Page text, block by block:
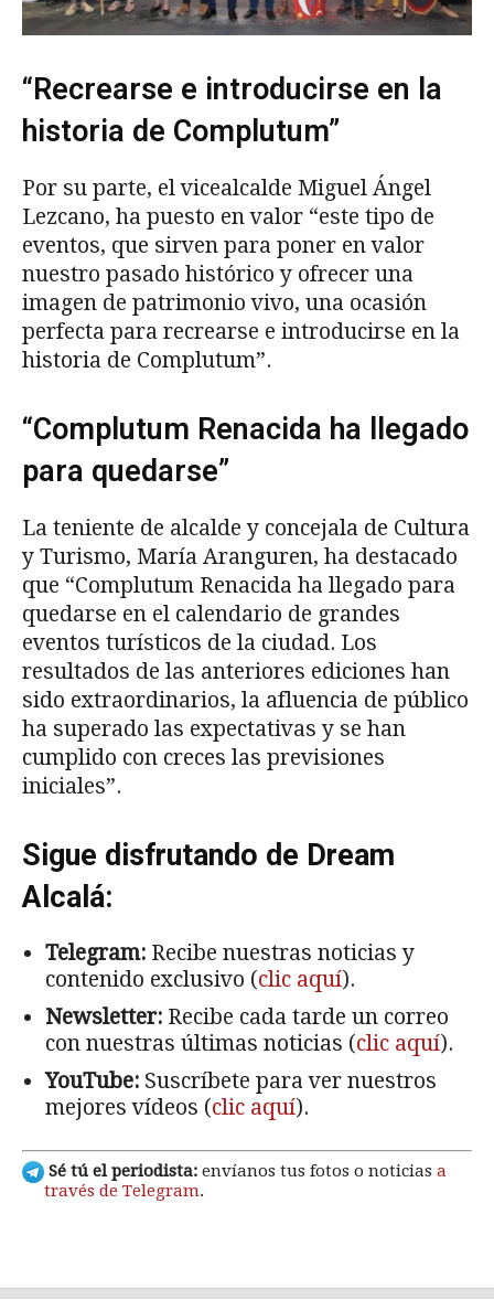
“Recrearse e introducirse en la
historia de Complutum”
Por su parte, el vicealcalde Miguel Ángel
Lezcano, ha puesto en valor “este tipo de
eventos, que sirven para poner en valor
nuestro pasado histórico y ofrecer una
imagen de patrimonio vivo, una ocasión
perfecta para recrearse e introducirse en la
historia de Complutum”.
“Complutum Renacida ha llegado
para quedarse”
La teniente de alcalde y concejala de Cultura
y Turismo, María Aranguren, ha destacado
que “Complutum Renacida ha llegado para
quedarse en el calendario de grandes
eventos turísticos de la ciudad. Los
resultados de las anteriores ediciones han
sido extraordinarios, la afluencia de público
ha superado las expectativas y se han
cumplido con creces las previsiones
iniciales”.
Sigue disfrutando de Dream
Alcalá:
Telegram: Recibe nuestras noticias y
contenido exclusivo (clic aquí).
Newsletter: Recibe cada tarde un correo
con nuestras últimas noticias (clic aquí).
YouTube: Suscríbete para ver nuestros
mejores vídeos (clic aquí).
Sé tú el periodista: envíanos tus fotos o noticias a
través de Telegram.